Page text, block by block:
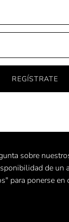
en forma de F en el
color de contraste.
ajustable.
REGÍSTRATE
sobre
de un
para ponerse en